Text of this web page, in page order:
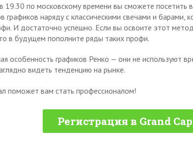
19.30 по московскому времени вы сможете посетить
графиков наряду с классическими свечами и барами,
И достаточно успешно. Если вы освоите этот
в будущем пополните ряды таких профи.
особенность графиков Ренко — они не используют
видеть тенденцию на рынке.
поможет вам стать профессионалом!
Регистрация в Grand